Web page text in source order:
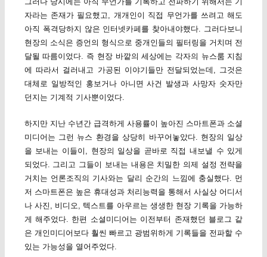
자라는 존재가 필요했고, 개개인이 직접 무언가를 쓰려고 해도
아직 폭격당하지 않은 인터넷카페를 찾아내야했다. 그러다보니
현장의 소식은 증언의 형식으로 중개인들의 필터링을 거치며 전
달될 따름이었다. 즉 현장 바깥의 세상에는 각자의 뉴스룸 지침
에 따라서 걸러내고 가공된 이야기들만 전달되었는데, 그것은
대체로 일방적인 홍보거나 아니면 사건 발생과 사망자 숫자만
던지는 기계적 기사뿐이었다.
하지만 지난 수년간 급격하게 사용률이 높아진 스마트폰과 소셜
미디어는 그런 뉴스 환경을 상당히 바꾸어놓았다. 현장의 일상
을 보내는 이들이, 현장의 일상을 곧바로 직접 내보낼 수 있게
되었다. 그리고 그들이 보내는 내용은 치밀한 의제 설정 전략을
거치는 언론조직의 기사와는 달리 순간의 느낌에 충실했다. 먼
저 스마트폰은 높은 휴대성과 처리능력을 통해서 사실상 어디서
나 사진, 비디오, 텍스트를 아우르는 생생한 현장 기록을 가능하
게 해주었다. 한편 소셜미디어는 이전부터 존재했던 블로그 같
은 개인미디어보다 훨씬 빠르고 광범위하게 기록들을 전파할 수
있는 가능성을 열어주었다.